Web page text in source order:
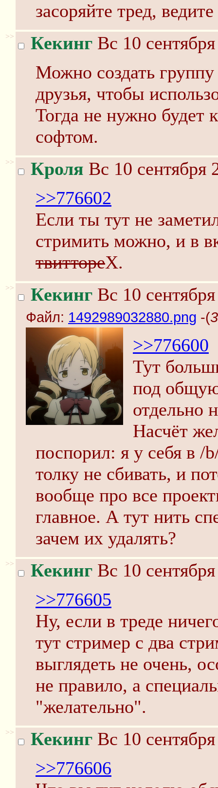
засоряйте тред,
>> Кекинг Вс 10
Можно создать группу
друзья, чтобы
Тогда не нужно будет
софтом.
>> Кроля Вс 10 сентября
>>776602
Если ты тут не
стримить можно, и в
твиттореХ.
>> Кекинг Вс 10
Файл: 1492989032880.png -(
>>776600
Тут
под
отдельно
Насчёт
поспорил: я у себя в /
толку не сбивать, и
вообще про все
главное. А тут нить
зачем их удалять?
>> Кекинг Вс 10
>>776605
Ну, если в треде
тут стример с два
выглядеть не очень,
не правило, а
"желательно".
>> Кекинг Вс 10
>>776606